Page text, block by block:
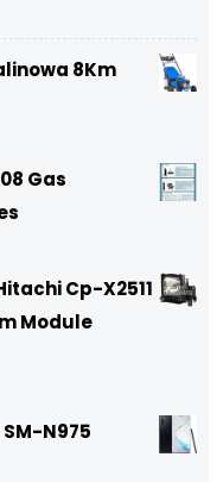
8Km
Gas
Cp-X2511
Module
N975